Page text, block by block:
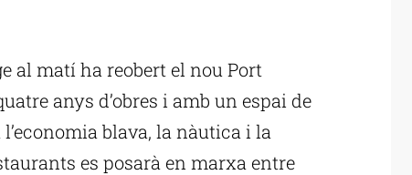
al matí ha reobert el nou Port
anys d’obres i amb un espai de
blava, la nàutica i la
es posarà en marxa entre